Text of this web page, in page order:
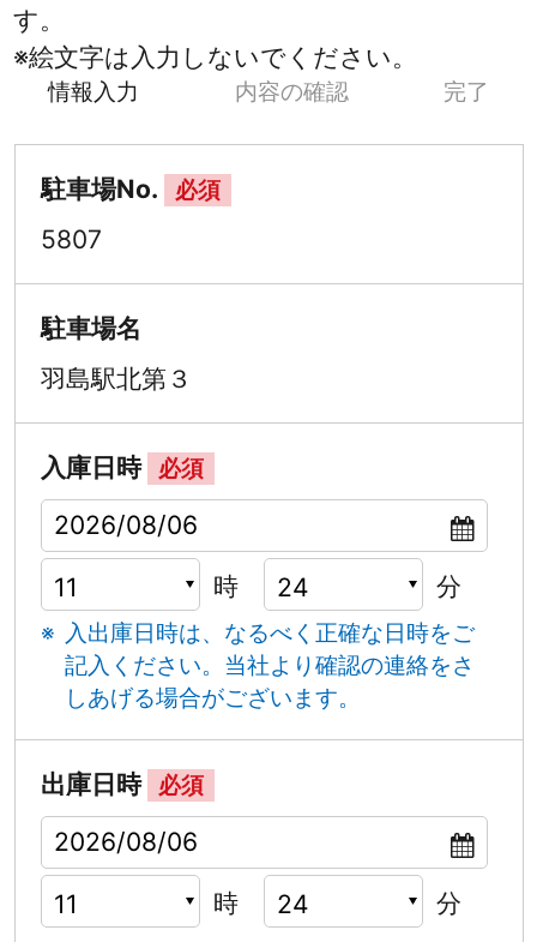
す。
※絵文字は入力しないでください。
情報入力 内容の確認 完了
駐車場No. 必須
5807
駐車場名
羽島駅北第３
入庫日時 必須
時 分
入出庫日時は、なるべく正確な日時をご
記入ください。 当社より確認の連絡をさ
しあげる場合がございます。
出庫日時 必須
時 分